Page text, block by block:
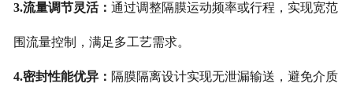
3.流量调节灵活： 通过调整隔膜运动频率或行程，实现宽范
围流量控制，满足多工艺需求。
4.密封性能优异： 隔膜隔离设计实现无泄漏输送，避免介质